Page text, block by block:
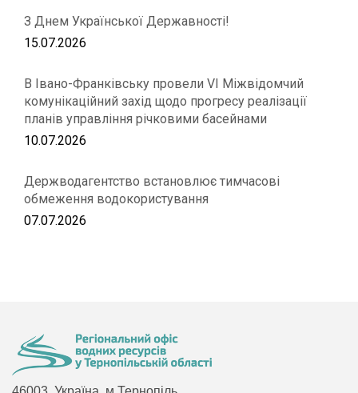
З Днем Української Державності!
15.07.2026
В Івано-Франківську провели VІ Міжвідомчий
комунікаційний захід щодо прогресу реалізації
планів управління річковими басейнами
10.07.2026
Держводагентство встановлює тимчасові
обмеження водокористування
07.07.2026